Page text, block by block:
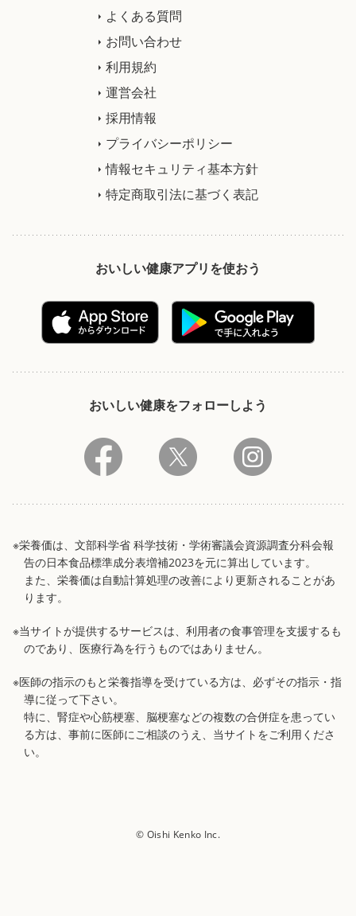
よくある質問
お問い合わせ
利用規約
運営会社
採用情報
プライバシーポリシー
情報セキュリティ基本方針
特定商取引法に基づく表記
おいしい健康アプリを使おう
おいしい健康をフォローしよう
※栄養価は、文部科学省 科学技術・学術審議会資源調査分科会報
告の日本食品標準成分表増補2023を元に算出しています。
また、栄養価は自動計算処理の改善により更新されることがあ
ります。
※当サイトが提供するサービスは、利用者の食事管理を支援するも
のであり、医療行為を行うものではありません。
※医師の指示のもと栄養指導を受けている方は、必ずその指示・指
導に従って下さい。
特に、腎症や心筋梗塞、脳梗塞などの複数の合併症を患ってい
る方は、事前に医師にご相談のうえ、当サイトをご利用くださ
い。
© Oishi Kenko Inc.